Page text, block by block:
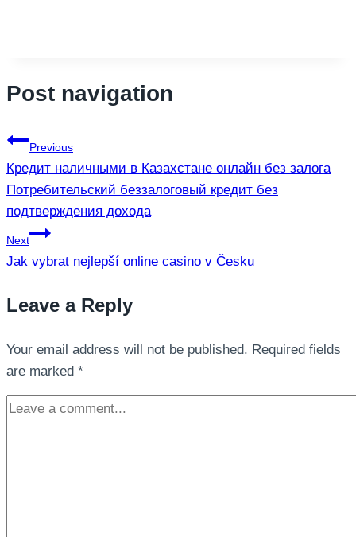
Post navigation
Previous
Кредит наличными в Казахстане онлайн без залога
Потребительский беззалоговый кредит без
подтверждения дохода
Next
Jak vybrat nejlepší online casino v Česku
Leave a Reply
Your email address will not be published. Required fields
are marked *